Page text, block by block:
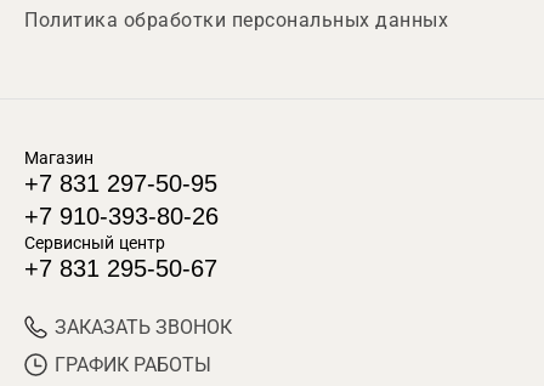
Политика обработки персональных данных
Магазин
+7 831 297-50-95
+7 910-393-80-26
Сервисный центр
+7 831 295-50-67
ЗАКАЗАТЬ ЗВОНОК
ГРАФИК РАБОТЫ